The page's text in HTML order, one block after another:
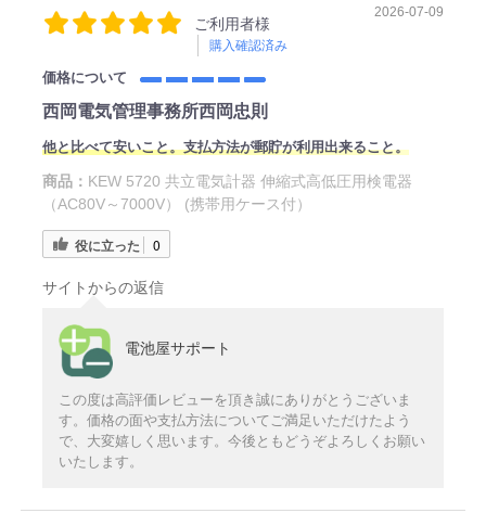
ご利用者様
購入確認済み
2026-07-09
価格について
西岡電気管理事務所西岡忠則
他と比べて安いこと。支払方法が郵貯が利用出来ること。
商品： KEW 5720 共立電気計器 伸縮式高低圧用検電器
（AC80V～7000V） (携帯用ケース付）
役に立った 0
サイトからの返信
電池屋サポート
この度は高評価レビューを頂き誠にありがとうございま
す。価格の面や支払方法についてご満足いただけたよう
で、大変嬉しく思います。今後ともどうぞよろしくお願い
いたします。